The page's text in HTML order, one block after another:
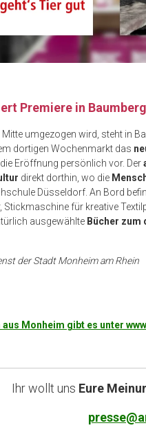
Premiere in Baumberg
umgezogen wird, steht in
dortigen Wochenmarkt das
Eröffnung persönlich vor. Der
direkt dorthin, wo die
Düsseldorf. An Bord
Stickmaschine für kreative
ausgewählte Bücher zum
der Stadt Monheim am Rhein
Monheim gibt es unter
Ihr wollt uns Eure